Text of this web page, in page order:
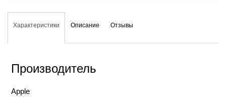
Описание
Характеристики Отзывы
Производитель
Apple